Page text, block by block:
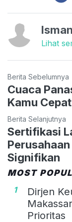
Lihat
Berita Sebelumnya
Cuaca
Kamu
Berita Selanjutnya
Sertifikasi
Signifikan
MOST
1
Dirjen
Prioritas